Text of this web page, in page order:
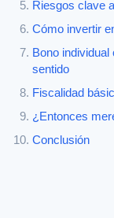
Riesgos clave
Cómo invertir
Bono
sentido
Fiscalidad
¿Entonces
Conclusión